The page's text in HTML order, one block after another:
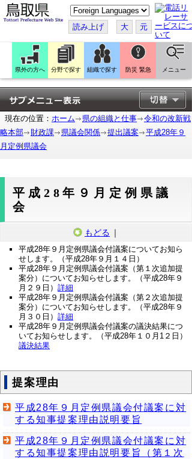
こ
の
ペ
ー
ジ
翻
訳
す
る
読み上げ 大 元
県外の方へ 分野で探す 組織で探す 防災 緊急 メニュー
現在の位置： ホーム 県の組織と仕事
令和の改新戦
略本部
財政課 県議会関係 提出議案
平成28年９
月定例県議会
平成28年９月定例県議
会
もどる ｜
平成28年９月定例県議会付議案についてお知ら
せします。（平成28年９月１４日）
平成28年９月定例県議会付議案（第１次追加提
案分）についてお知らせします。（平成28年９
月２９日） 詳細
平成28年９月定例県議会付議案（第２次追加提
案分）についてお知らせします。（平成28年９
月３０日） 詳細
平成28年９月定例県議会付議案の議決結果につ
いてお知らせします。（平成28年１０月1２日）
議決結果
提案理由
平成28年９月定例県議会付議案に対
する知事提案理由説明要旨
平成28年９月定例県議会付議案に対
する知事提案理由説明要旨（第１次